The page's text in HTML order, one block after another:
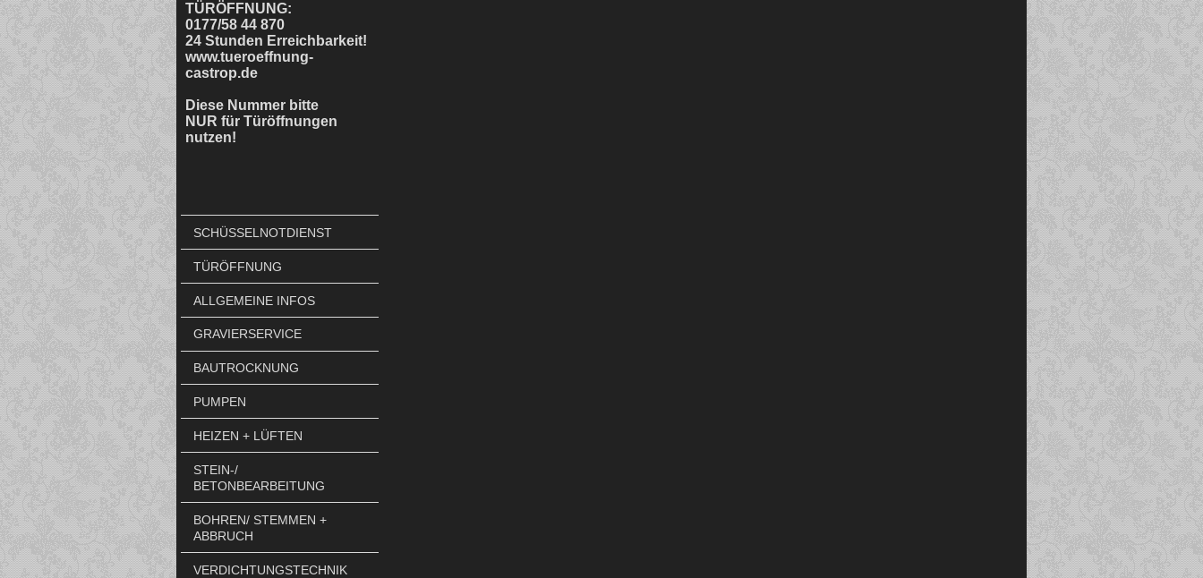
TÜRÖFFNUNG:
0177/58 44 870
24 Stunden Erreichbarkeit!
www.tueroeffnung-
castrop.de
Diese Nummer bitte
NUR für Türöffnungen
nutzen!
SCHÜSSELNOTDIENST
TÜRÖFFNUNG
ALLGEMEINE INFOS
GRAVIERSERVICE
BAUTROCKNUNG
PUMPEN
HEIZEN + LÜFTEN
STEIN-/
BETONBEARBEITUNG
BOHREN/ STEMMEN +
ABBRUCH
VERDICHTUNGSTECHNIK